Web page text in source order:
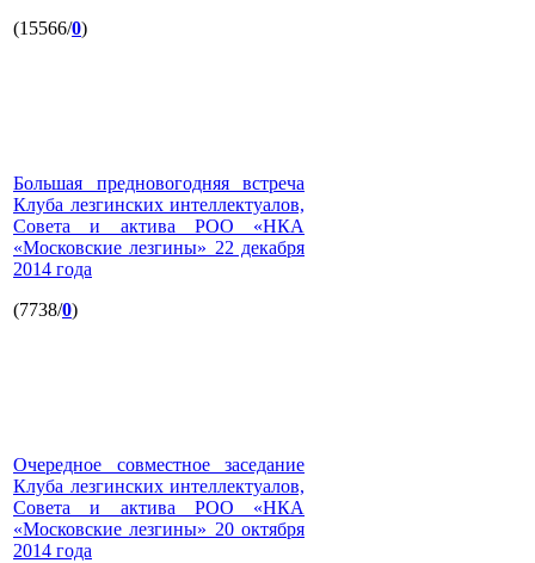
(15566/0)
Большая предновогодняя встреча
Клуба лезгинских интеллектуалов,
Совета и актива РОО «НКА
«Московские лезгины» 22 декабря
2014 года
(7738/0)
Очередное совместное заседание
Клуба лезгинских интеллектуалов,
Совета и актива РОО «НКА
«Московские лезгины» 20 октября
2014 года